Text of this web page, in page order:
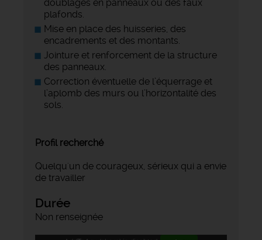
doublages en panneaux ou des faux
plafonds.
Mise en place des huisseries, des
encadrements et des montants.
Jointure et renforcement de la structure
des panneaux.
Correction éventuelle de l’équerrage et
l’aplomb des murs ou l’horizontalité des
sols.
Profil recherché
Quelqu'un de courageux, sérieux qui a envie
de travailler
Durée
Non renseignée